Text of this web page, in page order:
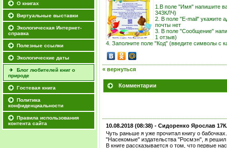
О книгах
Виртуальные выставки
Экологическая Интернет-
справка
Полезные ссылки
Экологические даты
Блог любителей книг о
природе
Гостевая книга
Политика
конфиденциальности
Правила использования
контента сайта
1.В поле "Имя" напишите
343КЛЧ)
2. В поле "E-mail" укажите
почты нет
3. В поле "Сообщение"
1 отзыв)
4. Заполните поле "Код" (введите символы с
« вернуться
Комментарии
10.08.2018 (08:38) - Сидоренко Ярослав
Чуть раньше я уже прочитал книгу о
"Насекомые" издательства "Росмэн", я решил
В книге рассказывается о том, что первые